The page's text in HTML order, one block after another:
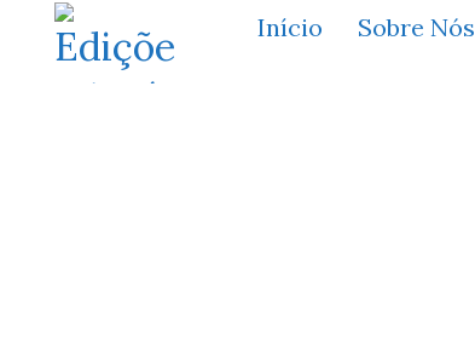
Início Sobre Nós